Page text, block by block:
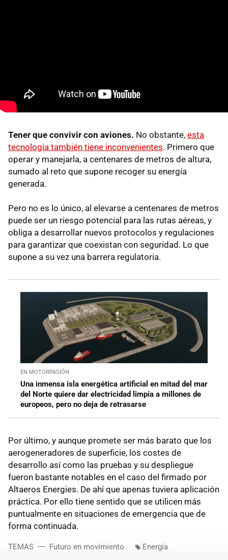
Tener que convivir con aviones. No obstante, esta
tecnología también tiene inconvenientes. Primero que
operar y manejarla, a centenares de metros de altura,
sumado al reto que supone recoger su energía
generada.
Pero no es lo único, al elevarse a centenares de metros
puede ser un riesgo potencial para las rutas aéreas, y
obliga a desarrollar nuevos protocolos y regulaciones
para garantizar que coexistan con seguridad. Lo que
supone a su vez una barrera regulatoria.
EN MOTORPASIÓN
Una inmensa isla energética artificial en mitad del mar
del Norte quiere dar electricidad limpia a millones de
europeos, pero no deja de retrasarse
Por último, y aunque promete ser más barato que los
aerogeneradores de superficie, los costes de
desarrollo así como las pruebas y su despliegue
fueron bastante notables en el caso del firmado por
Altaeros Energies. De ahí que apenas tuviera aplicación
práctica. Por ello tiene sentido que se utilicen más
puntualmente en situaciones de emergencia que de
forma continuada.
TEMAS Futuro en movimiento Energía